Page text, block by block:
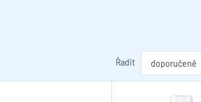
Řadit